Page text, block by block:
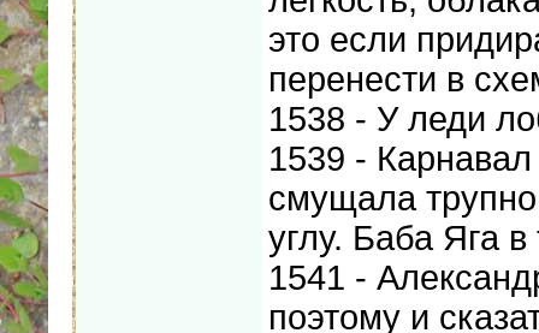
это если
перенести в
1538 - У леди
1539 -
смущала
углу. Баба Яга
1541 -
поэтому и